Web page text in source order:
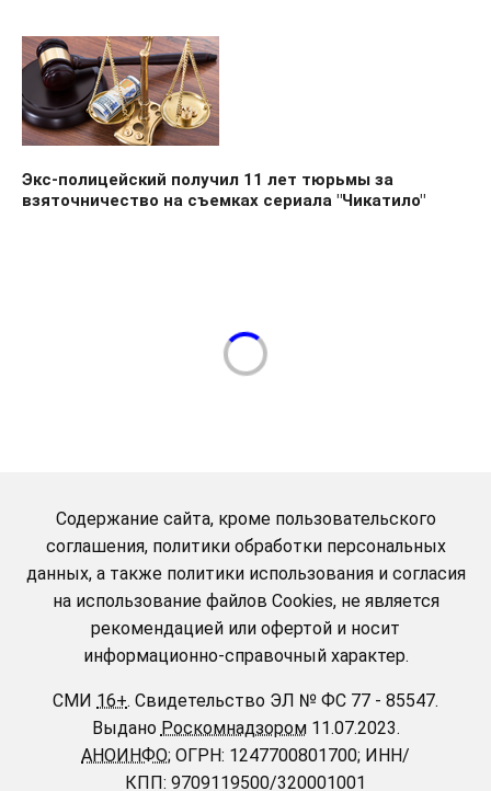
Экс-полицейский получил 11 лет тюрьмы за
взяточничество на съемках сериала "Чикатило"
Содержание сайта, кроме пользовательского
соглашения, политики обработки персональных
данных, а также политики использования и согласия
на использование файлов Cookies, не является
рекомендацией или офертой и носит
информационно-справочный характер.
СМИ 16+. Свидетельство ЭЛ № ФС 77 - 85547.
Выдано Роскомнадзором11.07.2023.
АНОИНФО; ОГРН: 1247700801700; ИНН/
КПП: 9709119500/320001001